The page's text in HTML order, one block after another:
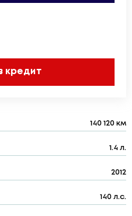
кредит
140 120 км
1.4 л.
2012
140 л.с.